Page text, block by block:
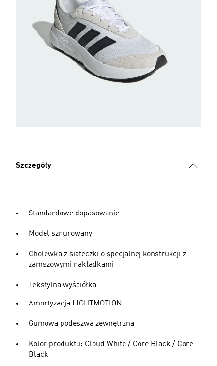
Szczegóły
Standardowe dopasowanie
Model sznurowany
Cholewka z siateczki o specjalnej konstrukcji z
zamszowymi nakładkami
Tekstylna wyściółka
Amortyzacja LIGHTMOTION
Gumowa podeszwa zewnętrzna
Kolor produktu: Cloud White / Core Black / Core
Black